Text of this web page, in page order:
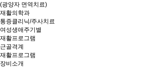
(광양자 면역치료)
재활의학과
통증클리닉/주사치료
여성생애주기별
재활프로그램
근골격계
재활프로그램
장비소개